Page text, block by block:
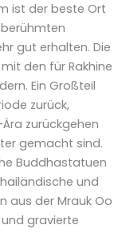
ist der beste Ort
gut erhalten. Die
den für Rakhine
Ein Großteil
zurück,
zurückgehen
gemacht sind.
Buddhastatuen
und
aus der Mrauk Oo
gravierte